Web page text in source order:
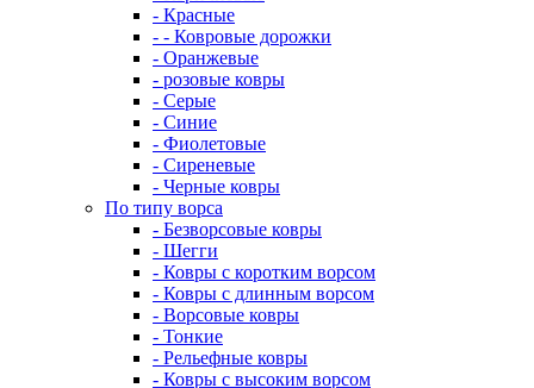
- Красные
- - Ковровые дорожки
- Оранжевые
- розовые ковры
- Серые
- Синие
- Фиолетовые
- Сиреневые
- Черные ковры
По типу ворса
- Безворсовые ковры
- Шегги
- Ковры с коротким ворсом
- Ковры с длинным ворсом
- Ворсовые ковры
- Тонкие
- Рельефные ковры
- Ковры с высоким ворсом